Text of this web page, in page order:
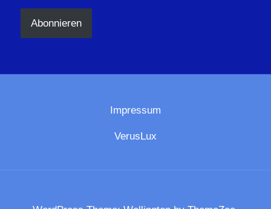
Adresse
Abonnieren
Impressum
VerusLux